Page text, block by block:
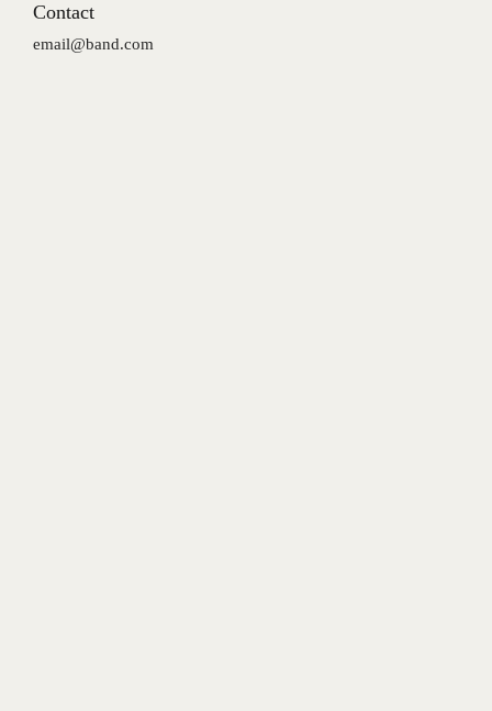
Contact
email@band.com